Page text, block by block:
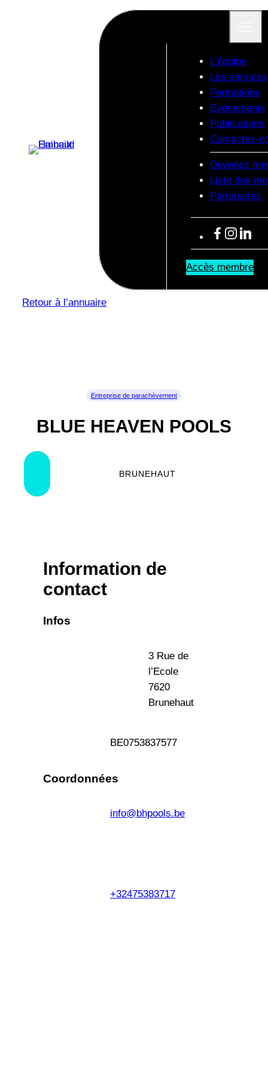
L’équipe
Les services
Formations
Evènements
Publications
Contactez-
Devenez
Liste des
Partenaires
Facebook Instagram LinkedIn
Accès membre
Retour à l’annuaire
Entreprise de parachèvement
BLUE HEAVEN POOLS
BRUNEHAUT
Information de
contact
Infos
3 Rue de
l’Ecole
7620
Brunehaut
BE0753837577
Coordonnées
info@bhpools.be
+32475383717